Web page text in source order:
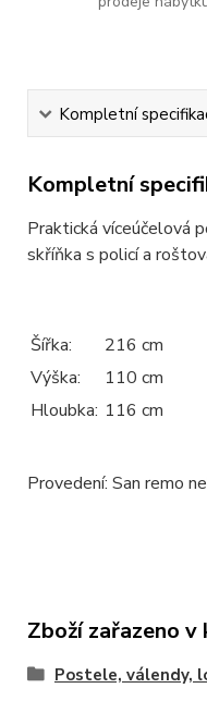
Kompletní
Kompletní
Praktická víceúčelová
skříňka s policí a
Šířka:
216 cm
Výška:
110 cm
Hloubka: 116 cm
Provedení: San remo
Zboží zařazeno
Postele, válendy,